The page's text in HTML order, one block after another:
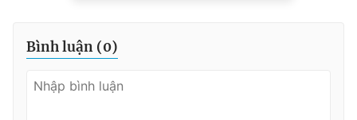
Bình luận (0)